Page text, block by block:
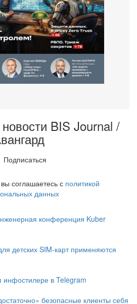
BIS Journal /
Подписаться
соглашаетесь с политикой
данных
конференция Kuber
детских SIM-карт применяются
в Telegram
безопасные клиенты себя